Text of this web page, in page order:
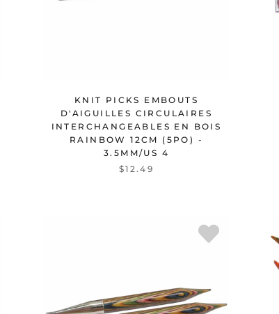
KNIT PICKS EMBOUTS
D'AIGUILLES CIRCULAIRES
INTERCHANGEABLES EN BOIS
RAINBOW 12CM (5PO) -
3.5MM/US 4
$12.49